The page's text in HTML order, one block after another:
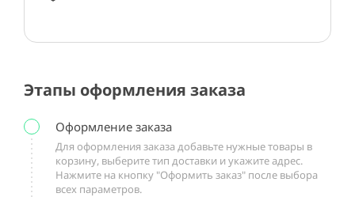
Этапы оформления заказа
Оформление заказа
Для оформления заказа добавьте нужные товары в
корзину, выберите тип доставки и укажите адрес.
Нажмите на кнопку "Оформить заказ" после выбора
всех параметров.